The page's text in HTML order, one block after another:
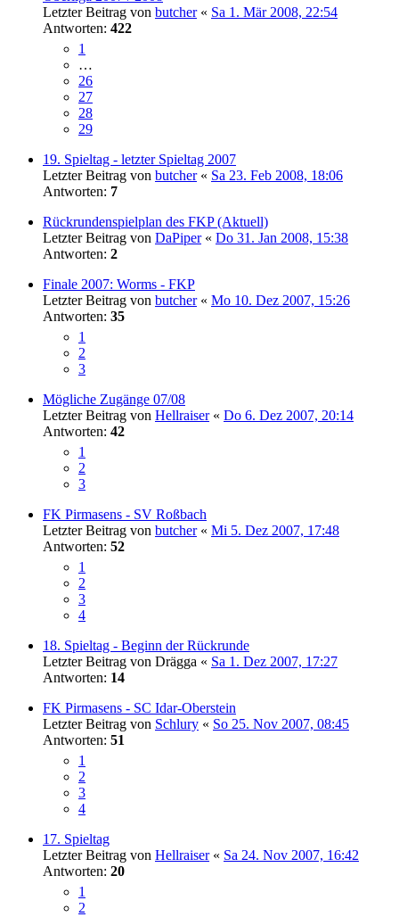
Letzter Beitrag von butcher« Sa 1. Mär 2008, 22:54
Antworten: 422
1
…
26
27
28
29
19. Spieltag - letzter Spieltag 2007
Letzter Beitrag von butcher« Sa 23. Feb 2008, 18:06
Antworten: 7
Rückrundenspielplan des FKP (Aktuell)
Letzter Beitrag von DaPiper« Do 31. Jan 2008, 15:38
Antworten: 2
Finale 2007: Worms - FKP
Letzter Beitrag von butcher« Mo 10. Dez 2007, 15:26
Antworten: 35
1
2
3
Mögliche Zugänge 07/08
Letzter Beitrag von Hellraiser« Do 6. Dez 2007, 20:14
Antworten: 42
1
2
3
FK Pirmasens - SV Roßbach
Letzter Beitrag von butcher« Mi 5. Dez 2007, 17:48
Antworten: 52
1
2
3
4
18. Spieltag - Beginn der Rückrunde
Letzter Beitrag von Drägga « Sa 1. Dez 2007, 17:27
Antworten: 14
FK Pirmasens - SC Idar-Oberstein
Letzter Beitrag von Schlury « So 25. Nov 2007, 08:45
Antworten: 51
1
2
3
4
17. Spieltag
Letzter Beitrag von Hellraiser« Sa 24. Nov 2007, 16:42
Antworten: 20
1
2